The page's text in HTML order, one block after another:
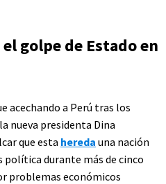
golpe de Estado en
acechando a Perú tras los
nueva presidenta Dina
que esta hereda una nación
política durante más de cinco
problemas económicos